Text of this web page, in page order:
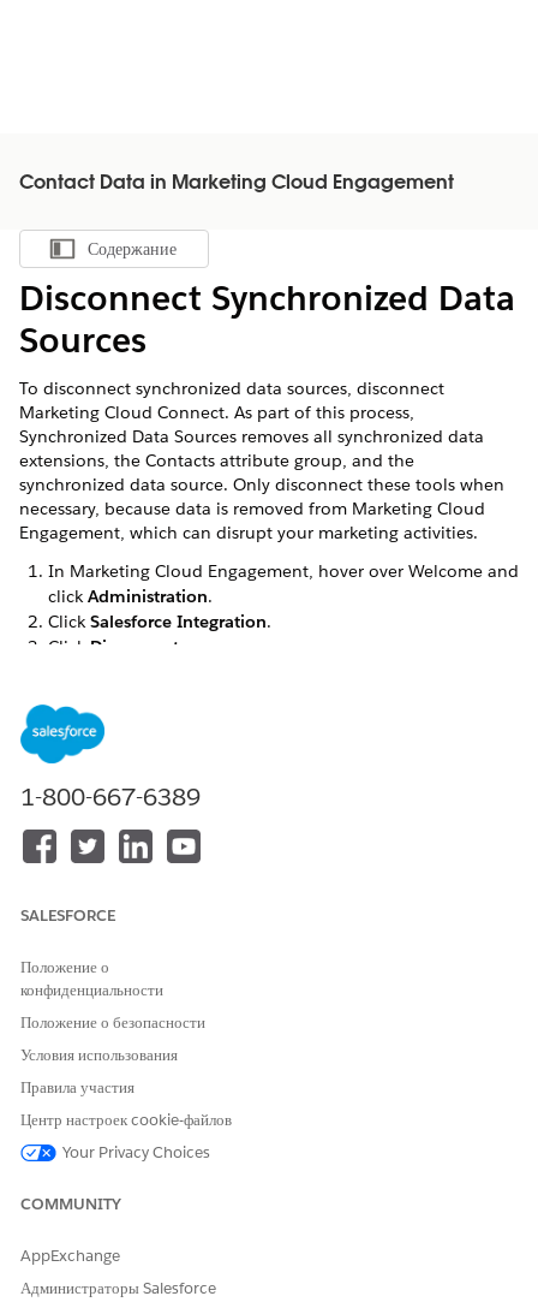
Contact Data in Marketing Cloud Engagement
Показать содержание
Содержание
Disconnect Synchronized Data
Sources
To disconnect synchronized data sources, disconnect
Marketing Cloud Connect. As part of this process,
Synchronized Data Sources removes all synchronized data
extensions, the Contacts attribute group, and the
synchronized data source. Only disconnect these tools when
necessary, because data is removed from Marketing Cloud
Engagement, which can disrupt your marketing activities.
In Marketing Cloud Engagement, hover over Welcome and
click Administration.
Click Salesforce Integration.
Click Disconnect
The Salesforce integration is unavailable until the process
completes.
ЭТА СТАТЬЯ РЕШИЛА ВАШУ ПРОБЛЕМУ?
Оставьте свой отзыв, чтобы мы могли стать лучше!
1-800-667-6389
SALESFORCE
Положение о
конфиденциальности
Положение о безопасности
Условия использования
Правила участия
Центр настроек cookie-файлов
Your Privacy Choices
COMMUNITY
AppExchange
Администраторы Salesforce